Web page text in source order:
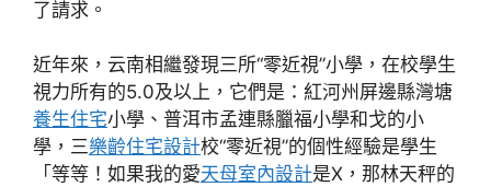
了請求。
近年來，云南相繼發現三所“零近視”小學，在校學生
視力所有的5.0及以上，它們是：紅河州屏邊縣灣塘
養生住宅小學、普洱市孟連縣臘福小學和戈的小
學，三樂齡住宅設計校“零近視”的個性經驗是學生
「等等！如果我的愛天母室內設計是X，那林天秤的